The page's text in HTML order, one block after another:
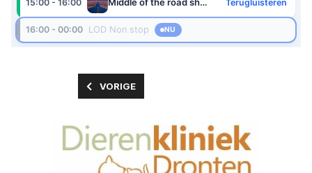
VORIG ARTIKEL: UITZENDING GEMIST
VORIGE